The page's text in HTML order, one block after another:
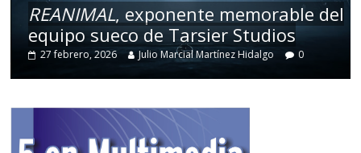
REANIMAL, exponente memorable del
equipo sueco de Tarsier Studios
27 febrero, 2026 Julio Marcial Martínez Hidalgo 0